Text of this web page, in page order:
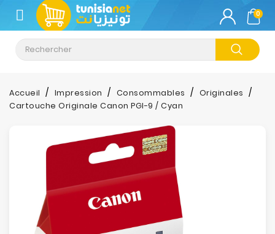
CATÉGORIE
Climatisation
Informatique
Tablette
Stockage
0
Accueil Impression Consommables
Originales
Cartouche Originale Canon PGI-9 / Cyan